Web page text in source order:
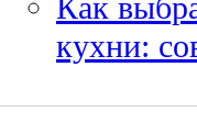
кухни: